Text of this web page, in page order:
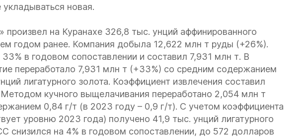
новая.
на Куранахе 326,8 тыс. унций аффинированного
годом ранее. Компания добыла 12,622 млн т руды (+26%).
в годовом сопоставлении и составил 7,931 млн т. В
переработало 7,931 млн т (+33%) со средним содержанием
лигатурного золота. Коэффициент извлечения составил
кучного выщелачивания переработано 2,054 млн т
0,84 г/т (в 2023 году – 0,9 г/т). С учетом коэффициента
уровню 2023 года) получено 41,9 тыс. унций лигатурного
снизился на 4% в годовом сопоставлении, до 572 долларов